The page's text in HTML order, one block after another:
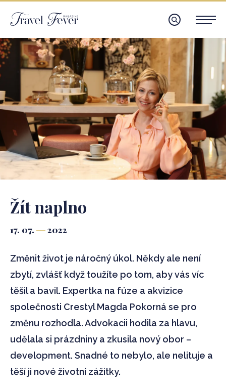
Žít naplno
17. 07. 2022
Změnit život je náročný úkol. Někdy ale není
zbytí, zvlášť když toužíte po tom, aby vás víc
těšil a bavil. Expertka na fúze a akvizice
společnosti Crestyl Magda Pokorná se pro
změnu rozhodla. Advokacii hodila za hlavu,
udělala si prázdniny a zkusila nový obor –
development. Snadné to nebylo, ale nelituje a
těší ji nové životní zážitky.